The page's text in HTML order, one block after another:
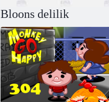
Bloons delilik